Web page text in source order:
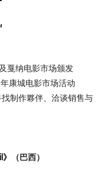
戛纳电影市场颁发
康城电影市场活动
找制作夥伴、洽谈销售与
（巴西）